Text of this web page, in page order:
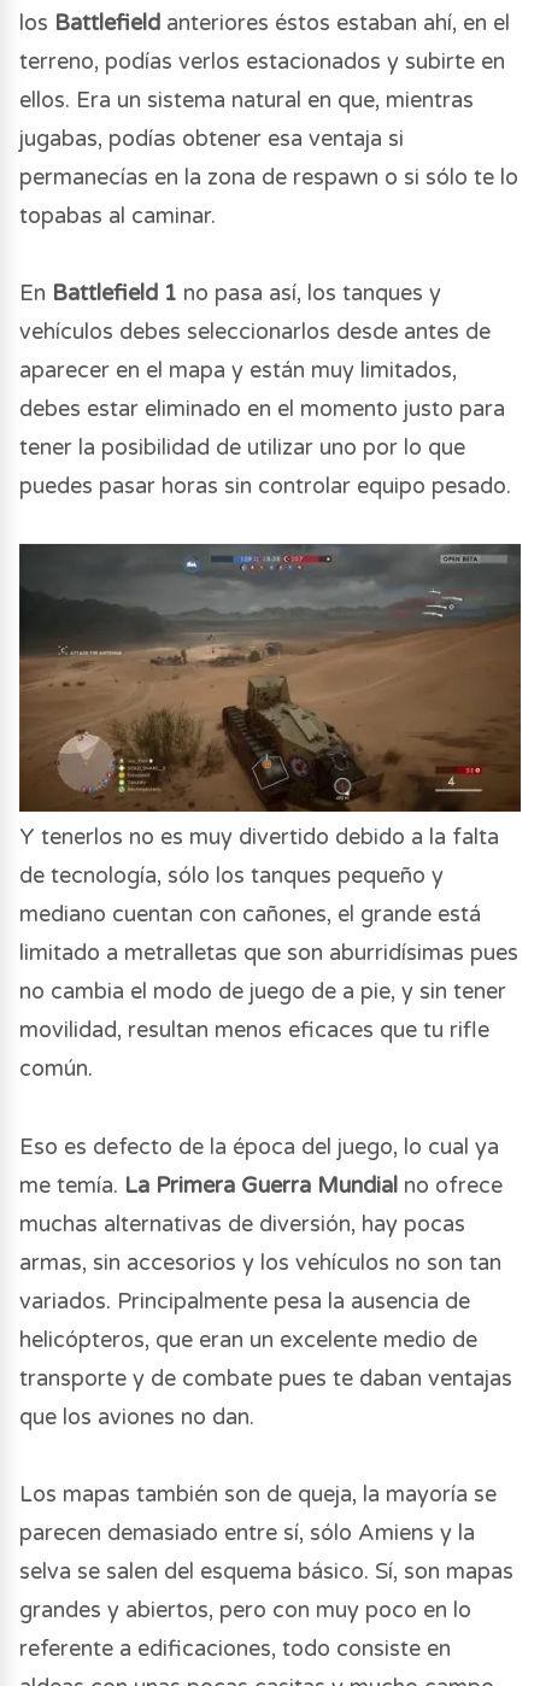
los Battlefield anteriores éstos estaban ahí, en el
terreno, podías verlos estacionados y subirte en
ellos. Era un sistema natural en que, mientras
jugabas, podías obtener esa ventaja si
permanecías en la zona de respawn o si sólo te lo
topabas al caminar.
En Battlefield 1 no pasa así, los tanques y
vehículos debes seleccionarlos desde antes de
aparecer en el mapa y están muy limitados,
debes estar eliminado en el momento justo para
tener la posibilidad de utilizar uno por lo que
puedes pasar horas sin controlar equipo pesado.
Y tenerlos no es muy divertido debido a la falta
de tecnología, sólo los tanques pequeño y
mediano cuentan con cañones, el grande está
limitado a metralletas que son aburridísimas pues
no cambia el modo de juego de a pie, y sin tener
movilidad, resultan menos eficaces que tu rifle
común.
Eso es defecto de la época del juego, lo cual ya
me temía. La Primera Guerra Mundial no ofrece
muchas alternativas de diversión, hay pocas
armas, sin accesorios y los vehículos no son tan
variados. Principalmente pesa la ausencia de
helicópteros, que eran un excelente medio de
transporte y de combate pues te daban ventajas
que los aviones no dan.
Los mapas también son de queja, la mayoría se
parecen demasiado entre sí, sólo Amiens y la
selva se salen del esquema básico. Sí, son mapas
grandes y abiertos, pero con muy poco en lo
referente a edificaciones, todo consiste en